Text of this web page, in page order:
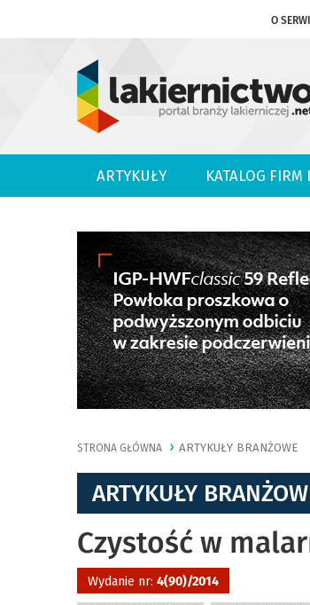
O
ARTYKUŁY KATALOG FIRM
STRONA GŁÓWNA ARTYKUŁY BRANŻOWE
ARTYKUŁY
Czystość w
Wydanie nr: 4(90)/2014